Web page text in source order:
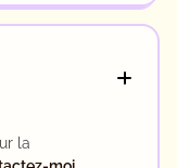
la